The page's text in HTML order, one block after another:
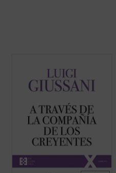
es el quinto volumen de la serie dedicada a
las intervenciones realizadas por don Luigi
Giussani durante los Ejercicios espirituales
de la Fraternidad de Comunión y Liberación